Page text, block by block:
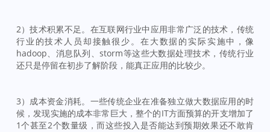
2）技术积累不足。在互联网行业中应用非常广泛的技术，传统
行业的技术人员却接触很少。在大数据的实际实施中，像
hadoop、消息队列、storm等这些大数据处理技术，传统行业
还只是停留在初步了解阶段，能真正应用的比较少。
3）成本资金消耗。一些传统企业在准备独立做大数据应用的时
候，发现实施的成本非常巨大，整个的IT方面预算的开支增加了
1个甚至2个数量级，而这些投入是否能达到预期效果还不敢肯